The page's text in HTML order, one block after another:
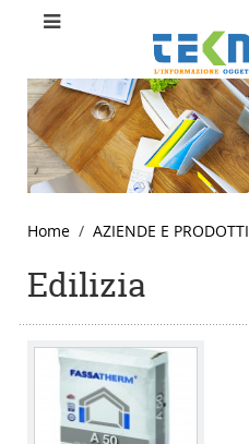
Home AZIENDE E PRODOTTI
Edilizia